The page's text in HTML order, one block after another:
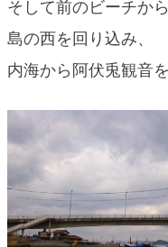
blog
そして前のビーチか
島の西を回り込み、
内海から阿伏兎観音